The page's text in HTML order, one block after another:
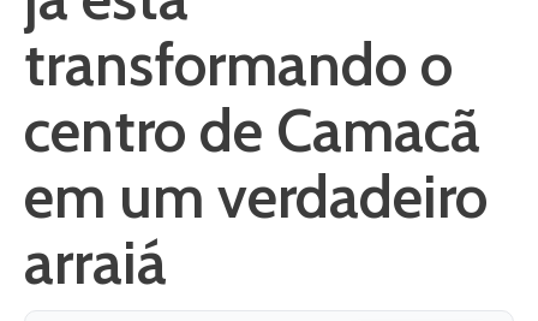
transformando o
centro de Camacã
em um verdadeiro
arraiá